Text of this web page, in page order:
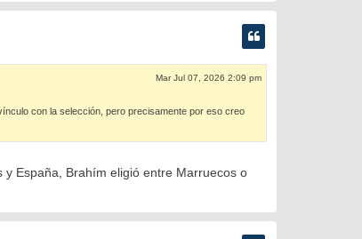
Mar Jul 07, 2026 2:09 pm
con la selección, pero precisamente por eso creo
España, Brahím eligió entre Marruecos o